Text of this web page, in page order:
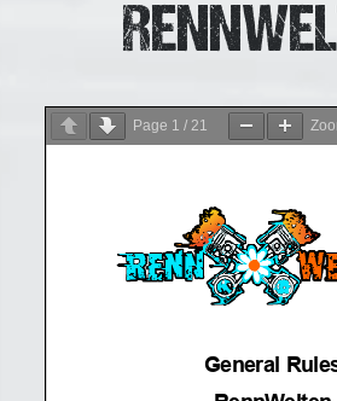
Page 1 / 21